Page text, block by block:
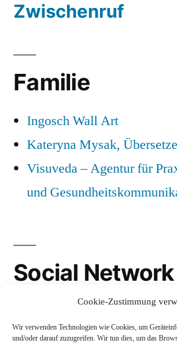
Cookie-Zustimmung
Wir verwenden Technologien wie Cookies, um
und/oder darauf zuzugreifen. Wir tun dies, um das
Zwischenruf
Familie
Ingosch Wall Art
Kateryna Mysak,
Visuveda – Agentur für
und
Social
LinkedIn